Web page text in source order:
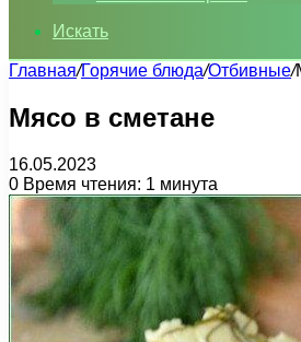
Искать
Главная/Горячие блюда/Отбивные/
Мясо в сметане
16.05.2023
0 Время чтения: 1 минута